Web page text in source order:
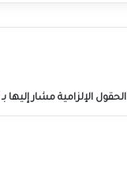
الحقول الإلزامية مشار إليها بـ